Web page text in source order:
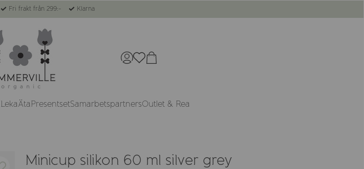
Fri frakt från 299:- Klarna
LekaÄtaPresentsetSamarbetspartnersOutlet & Rea
Minicup silikon 60 ml silver grey